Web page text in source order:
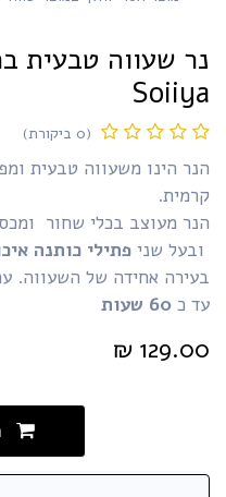
שעווה טבעית
(0 ביקורת)
הינו משעווה טבעית ומפיץ
מעוצב בכלי שחור ומכסה
שניפתילי כותנה
אחידה של השעווה. עם
כ60 שעות​
₪